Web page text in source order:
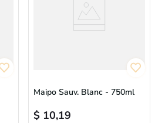
Maipo Sauv. Blanc - 750ml
$ 10,19